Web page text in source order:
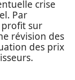
crise
Par
profit sur
révision des
des prix